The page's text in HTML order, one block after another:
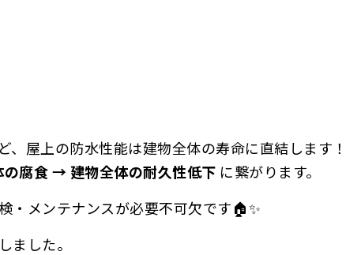
、屋上の防水性能は建物全体の寿命に直結します！
腐食 → 建物全体の耐久性低下 に繋がります。
・メンテナンスが必要不可欠です🏠✨
した。